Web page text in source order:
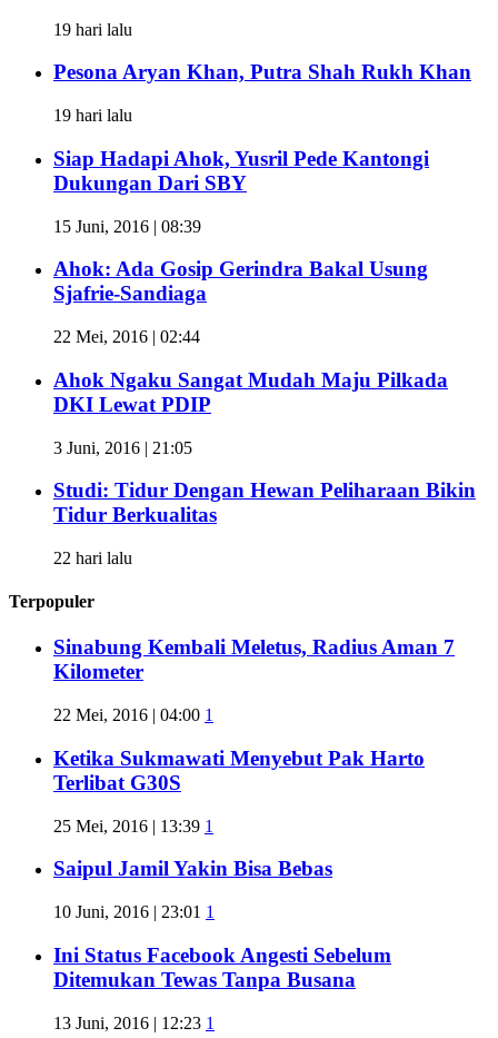
19 hari lalu
Pesona Aryan Khan, Putra Shah Rukh Khan
19 hari lalu
Siap Hadapi Ahok, Yusril Pede Kantongi
Dukungan Dari SBY
15 Juni, 2016 | 08:39
Ahok: Ada Gosip Gerindra Bakal Usung
Sjafrie-Sandiaga
22 Mei, 2016 | 02:44
Ahok Ngaku Sangat Mudah Maju Pilkada
DKI Lewat PDIP
3 Juni, 2016 | 21:05
Studi: Tidur Dengan Hewan Peliharaan Bikin
Tidur Berkualitas
22 hari lalu
Terpopuler
Sinabung Kembali Meletus, Radius Aman 7
Kilometer
22 Mei, 2016 | 04:00 1
Ketika Sukmawati Menyebut Pak Harto
Terlibat G30S
25 Mei, 2016 | 13:39 1
Saipul Jamil Yakin Bisa Bebas
10 Juni, 2016 | 23:01 1
Ini Status Facebook Angesti Sebelum
Ditemukan Tewas Tanpa Busana
13 Juni, 2016 | 12:23 1